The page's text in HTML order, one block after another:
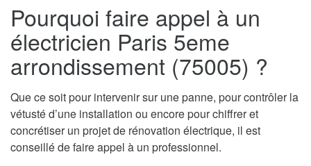
Pourquoi faire appel à un
électricien Paris 5eme
arrondissement (75005) ?
Que ce soit pour intervenir sur une panne, pour contrôler la
vétusté d’une installation ou encore pour chiffrer et
concrétiser un projet de rénovation électrique, il est
conseillé de faire appel à un professionnel.